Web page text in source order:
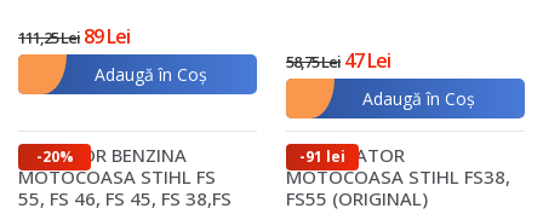
111,25 Lei 89 Lei
Adaugă în Coş
58,75 Lei 47 Lei
Adaugă în Coş
-20%
REZERVOR BENZINA
MOTOCOASA STIHL FS
55, FS 46, FS 45, FS 38,FS
-91 lei
CARBURATOR
MOTOCOASA STIHL FS38,
FS55 (ORIGINAL)